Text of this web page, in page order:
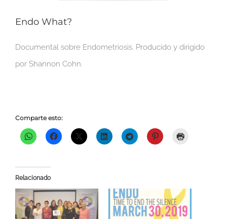
Endo What?
Documental sobre Endometriosis. Producido y dirigido
por Shannon Cohn.
Comparte esto:
Relacionado